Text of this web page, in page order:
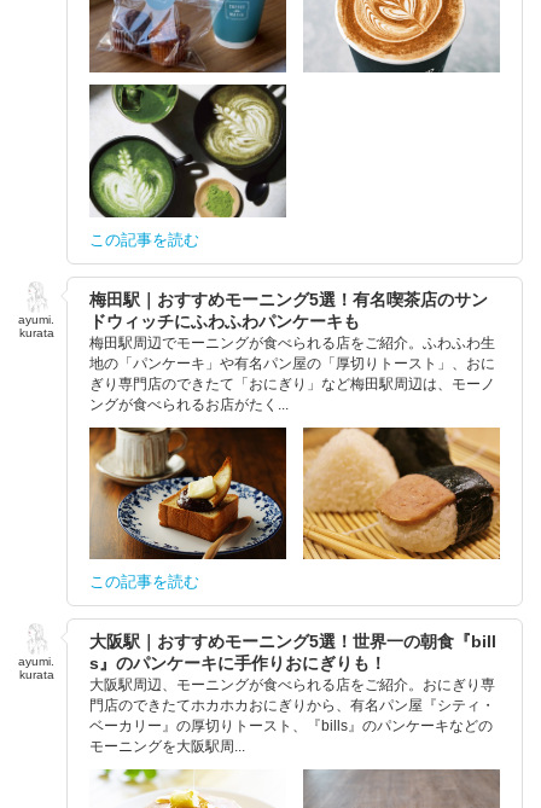
この記事を読む
ayumi.
kurata
梅田駅｜おすすめモーニング5選！有名喫茶店のサン
ドウィッチにふわふわパンケーキも
梅田駅周辺でモーニングが食べられる店をご紹介。ふわふわ生
地の「パンケーキ」や有名パン屋の「厚切りトースト」、おに
ぎり専門店のできたて「おにぎり」など梅田駅周辺は、モーノ
ングが食べられるお店がたく...
この記事を読む
ayumi.
kurata
大阪駅｜おすすめモーニング5選！世界一の朝食『bill
s』のパンケーキに手作りおにぎりも！
大阪駅周辺、モーニングが食べられる店をご紹介。おにぎり専
門店のできたてホカホカおにぎりから、有名パン屋『シティ・
ベーカリー』の厚切りトースト、『bills』のパンケーキなどの
モーニングを大阪駅周...